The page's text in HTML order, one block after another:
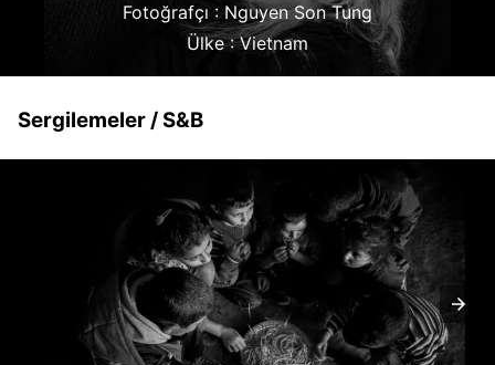
Fotoğrafçı : Nguyen Son Tung
Ülke : Vietnam
Sergilemeler / S&B